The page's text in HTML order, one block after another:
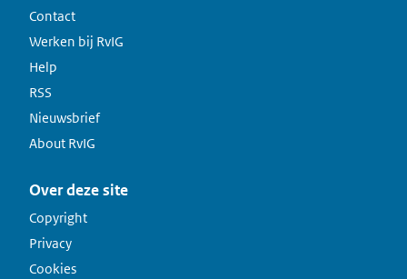
Contact
Werken bij RvIG
Help
RSS
Nieuwsbrief
About RvIG
Over deze site
Copyright
Privacy
Cookies